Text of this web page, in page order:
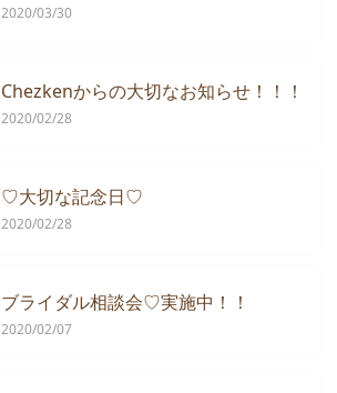
2020/03/30
Chezkenからの大切なお知らせ！！！
2020/02/28
♡大切な記念日♡
2020/02/28
ブライダル相談会♡実施中！！
2020/02/07